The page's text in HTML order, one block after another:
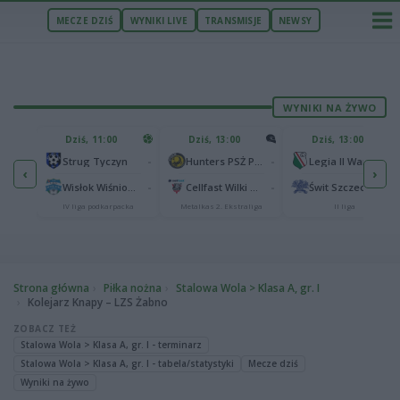
MECZE DZIŚ WYNIKI LIVE TRANSMISJE NEWSY
WYNIKI NA ŻYWO
‹
Podbeskidzie Bielsko-Biała2
2
Dziś, 11:00
Strug Tyczyn
IV liga podkarpacka
Dziś, 13:00
Metalkas 2. Ekstraliga
Dziś, 13:00
Legia II Warszawa
Świt Szczecin
II liga
›
Strona główna Piłka nożna
Stalowa Wola > Klasa A, gr. I
Kolejarz Knapy – LZS Żabno
ZOBACZ TEŻ
Stalowa Wola > Klasa A, gr. I - terminarz
Stalowa Wola > Klasa A, gr. I - tabela/statystyki
Mecze dziś
Wyniki na żywo